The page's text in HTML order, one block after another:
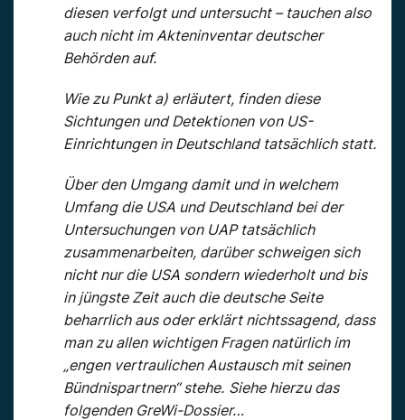
diesen verfolgt und untersucht – tauchen also
auch nicht im Akteninventar deutscher
Behörden auf.
Wie zu Punkt a) erläutert, finden diese
Sichtungen und Detektionen von US-
Einrichtungen in Deutschland tatsächlich statt.
Über den Umgang damit und in welchem
Umfang die USA und Deutschland bei der
Untersuchungen von UAP tatsächlich
zusammenarbeiten, darüber schweigen sich
nicht nur die USA sondern wiederholt und bis
in jüngste Zeit auch die deutsche Seite
beharrlich aus oder erklärt nichtssagend, dass
man zu allen wichtigen Fragen natürlich im
„engen vertraulichen Austausch mit seinen
Bündnispartnern“ stehe. Siehe hierzu das
folgenden GreWi-Dossier…